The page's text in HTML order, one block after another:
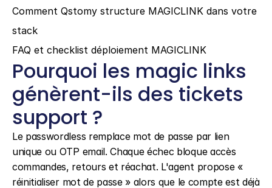
Comment Qstomy structure MAGICLINK dans votre
stack
FAQ et checklist déploiement MAGICLINK
Pourquoi les magic links
génèrent-ils des tickets
support ?
Le passwordless remplace mot de passe par lien
unique ou OTP email. Chaque échec bloque accès
commandes, retours et réachat. L'agent propose «
réinitialiser mot de passe » alors que le compte est déjà